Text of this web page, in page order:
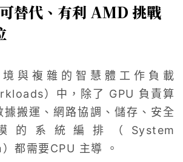
替代、有利 AMD 挑戰
與複雜的智慧體工作負載
）中，除了 GPU 負責算
據搬運、網路協調、儲存、安全
的系統編排（System
都需要CPU 主導 。